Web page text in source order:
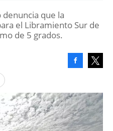
que la
el Libramiento Sur de
de 5 grados.